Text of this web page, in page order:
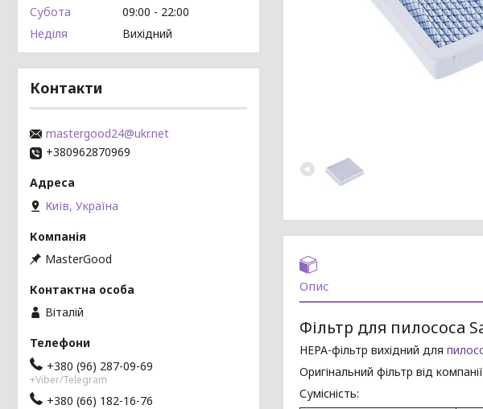
Опис
Фільтр для пилососа
HEPA-фільтр вихідний для
Оригінальний фільтр від
Сумісність:
Субота
09:00
22:00
Неділя
Вихідний
Контакти
mastergood24@ukr.net
+380962870969
Київ, Україна
MasterGood
Віталій
+380 (96) 287-09-69
+Viber/Telegram
+380 (66) 182-16-76